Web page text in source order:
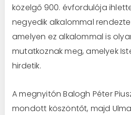
közelgő 900. évfordulója
negyedik alkalommal
amelyen ez alkalommal is
mutatkoznak meg, amelyek
hirdetik.
A megnyitón Balogh Péter
mondott köszöntőt, majd